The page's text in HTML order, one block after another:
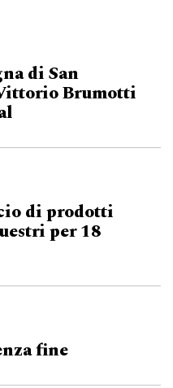
di San
Brumotti
di prodotti
per 18
fine